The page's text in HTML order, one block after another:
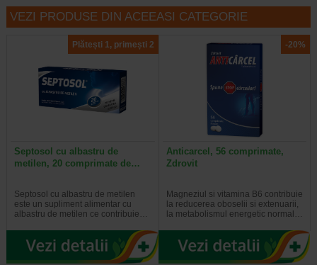
VEZI PRODUSE DIN ACEEASI CATEGORIE
Plătești 1, primești 2
Septosol cu albastru de
metilen, 20 comprimate de…
Septosol cu albastru de metilen
este un supliment alimentar cu
albastru de metilen ce contribuie…
-20%
Anticarcel, 56 comprimate,
Zdrovit
Magneziul si vitamina B6 contribuie
la reducerea oboselii si extenuarii,
la metabolismul energetic normal…